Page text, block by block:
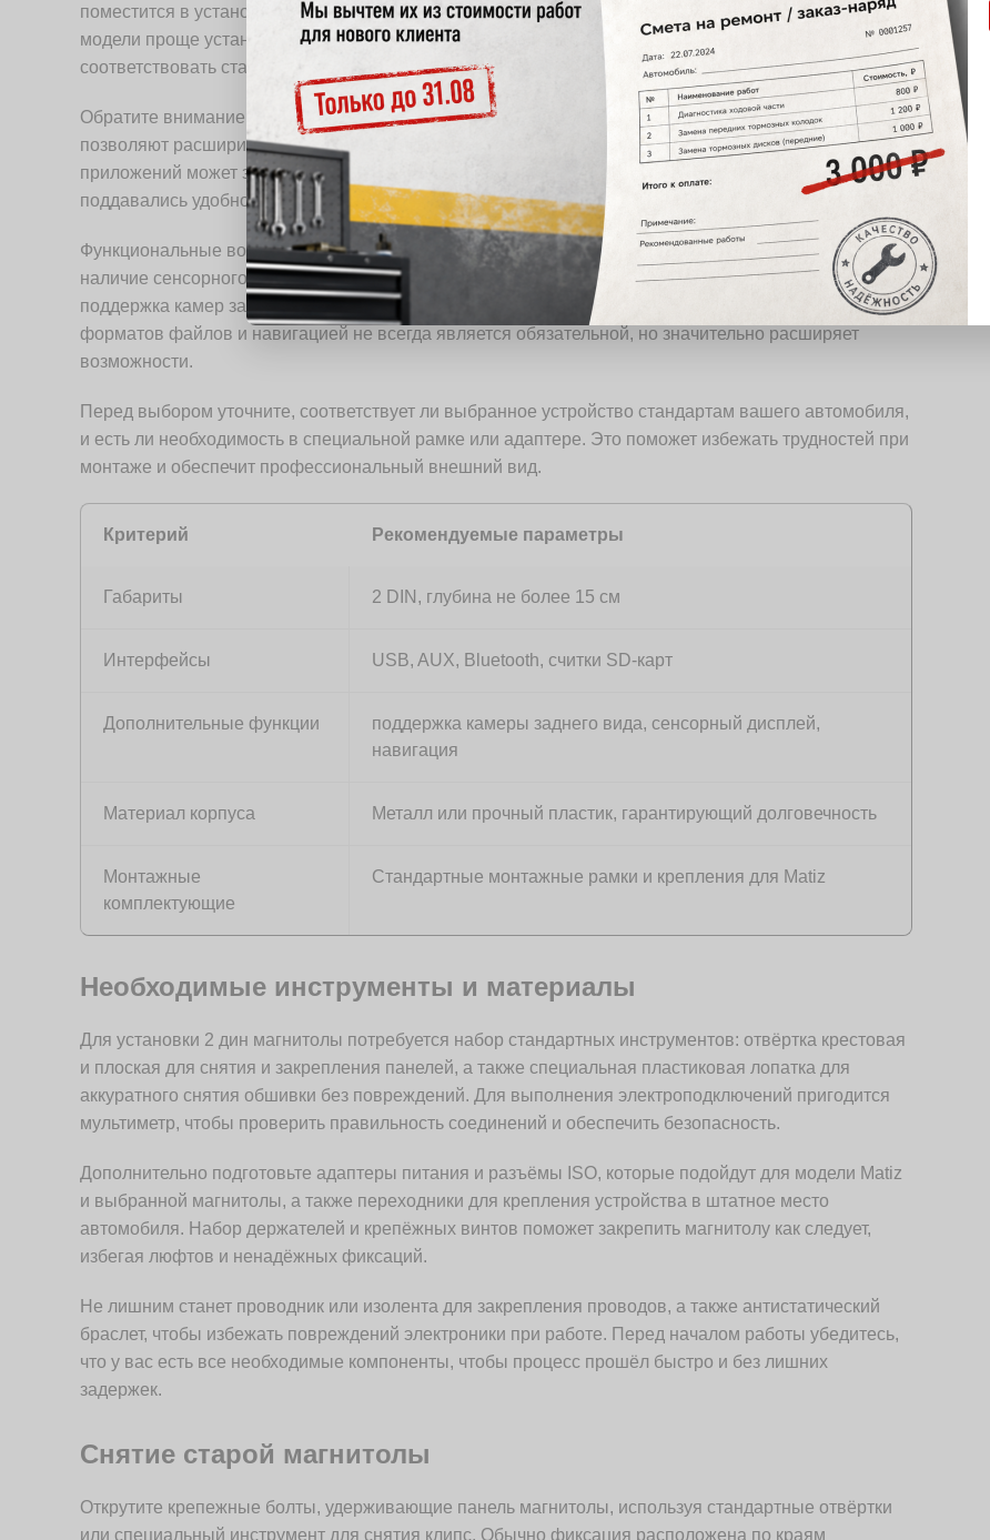
поместится в установленный штатный блок. Проверьте глубину корпуса магнитолы: короткие
модели проще установить без дополнительных переделок. Материал корпуса и крепление должны
соответствовать стандартам, чтобы обеспечить плотное прилегание и надежность крепления.
Обратите внимание на интерфейс подключения: наличие USB-порта, AUX-входа и Bluetooth
позволяют расширить возможности мультимедиа. Наличие поддержки Wi-Fi и мобильных
приложений может значительно повысить комфорт использования. Важно, чтобы разъемы и кабели
поддавались удобной интеграции с электросистемой машины.
Функциональные возможности определяют, насколько магнитола будет отвечать вашим нуждам:
наличие сенсорного дисплея с высоким разрешением облегчает управление, а наличие stod
поддержка камер заднего вида добавляет безопасность при парковке. Поддержка различных
форматов файлов и навигацией не всегда является обязательной, но значительно расширяет
возможности.
Перед выбором уточните, соответствует ли выбранное устройство стандартам вашего автомобиля,
и есть ли необходимость в специальной рамке или адаптере. Это поможет избежать трудностей при
монтаже и обеспечит профессиональный внешний вид.
Критерий Рекомендуемые параметры
Габариты 2 DIN, глубина не более 15 см
Интерфейсы USB, AUX, Bluetooth, считки SD-карт
Дополнительные функции
поддержка камеры заднего вида, сенсорный дисплей,
навигация
Материал корпуса Металл или прочный пластик, гарантирующий долговечность
Монтажные
комплектующие
Стандартные монтажные рамки и крепления для Matiz
Необходимые инструменты и материалы
Для установки 2 дин магнитолы потребуется набор стандартных инструментов: отвёртка крестовая
и плоская для снятия и закрепления панелей, а также специальная пластиковая лопатка для
аккуратного снятия обшивки без повреждений. Для выполнения электроподключений пригодится
мультиметр, чтобы проверить правильность соединений и обеспечить безопасность.
Дополнительно подготовьте адаптеры питания и разъёмы ISO, которые подойдут для модели Matiz
и выбранной магнитолы, а также переходники для крепления устройства в штатное место
автомобиля. Набор держателей и крепёжных винтов поможет закрепить магнитолу как следует,
избегая люфтов и ненадёжных фиксаций.
Не лишним станет проводник или изолента для закрепления проводов, а также антистатический
браслет, чтобы избежать повреждений электроники при работе. Перед началом работы убедитесь,
что у вас есть все необходимые компоненты, чтобы процесс прошёл быстро и без лишних
задержек.
Снятие старой магнитолы
Открутите крепежные болты, удерживающие панель магнитолы, используя стандартные отвёртки
или специальный инструмент для снятия клипс. Обычно фиксация расположена по краям